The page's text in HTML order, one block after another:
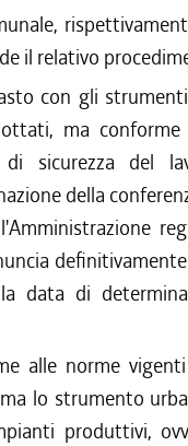
il relativo
con gli
ma conforme
sicurezza del
della
data di
alle norme
lo strumento
produttivi,